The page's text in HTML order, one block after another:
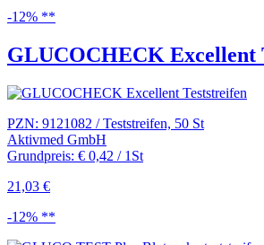
-12% **
GLUCOCHECK Excellent
PZN: 9121082 / Teststreifen, 50 St
Aktivmed GmbH
Grundpreis: € 0,42 / 1St
21,03 €
-12% **